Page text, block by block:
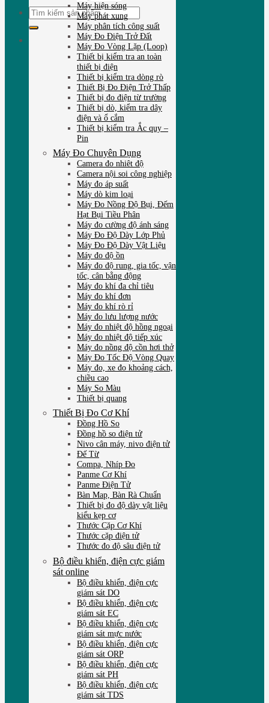
Tìm
kiếm:
Máy hiện sóng
Máy phát xung
Máy phân tích công suất
Máy Đo Điện Trở Đất
Máy Đo Vòng Lặp (Loop)
Thiết bị kiểm tra an toàn
thiết bị điện
Thiết bị kiểm tra dòng rò
Thiết Bị Đo Điện Trở Thấp
Thiết bị đo điện từ trường
Thiết bị dò, kiểm tra dây
điện và ổ cắm
Thiết bị kiểm tra Ắc quy –
Pin
Máy Đo Chuyên Dụng
Camera đo nhiêt độ
Camera nội soi công nghiệp
Máy đo áp suất
Máy dò kim loại
Máy Đo Nồng Độ Bụi, Đếm
Hạt Bụi Tiều Phân
Máy đo cường độ ánh sáng
Máy Đo Độ Dày Lớp Phủ
Máy Đo Độ Dày Vật Liệu
Máy đo độ ồn
Máy đo độ rung, gia tốc, vận
tốc, cân bằng động
Máy đo khí đa chỉ tiêu
Máy đo khí đơn
Máy đo khí rò rỉ
Máy đo lưu lượng nước
Máy đo nhiệt độ hồng ngoại
Máy đo nhiệt độ tiếp xúc
Máy đo nồng độ cồn hơi thở
Máy Đo Tốc Độ Vòng Quay
Máy đo, xe đo khoảng cách,
chiều cao
Máy So Màu
Thiết bị quang
Thiết Bị Đo Cơ Khí
Đồng Hồ So
Đồng hồ so điện tử
Nivo cân máy, nivo điện tử
Đế Từ
Compa, Nhíp Đo
Panme Cơ Khí
Panme Điện Tử
Bàn Map, Bàn Rà Chuẩn
Thiết bị đo độ dày vật liệu
kiểu kẹp cơ
Thước Cặp Cơ Khí
Thước cặp điện tử
Thước đo độ sâu điện tử
Bộ điều khiển, điện cực giám
sát online
Bộ điều khiển, điện cực
giám sát DO
Bộ điều khiển, điện cực
giám sát EC
Bộ điều khiển, điện cực
giám sát mực nước
Bộ điều khiển, điện cực
giám sát ORP
Bộ điều khiển, điện cực
giám sát PH
Bộ điều khiển, điện cực
giám sát TDS